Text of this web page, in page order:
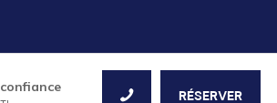
RÉSERVER